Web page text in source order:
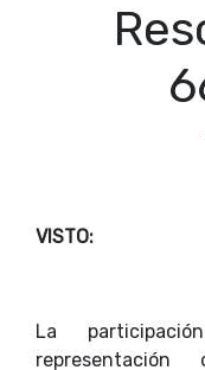
VISTO:
La